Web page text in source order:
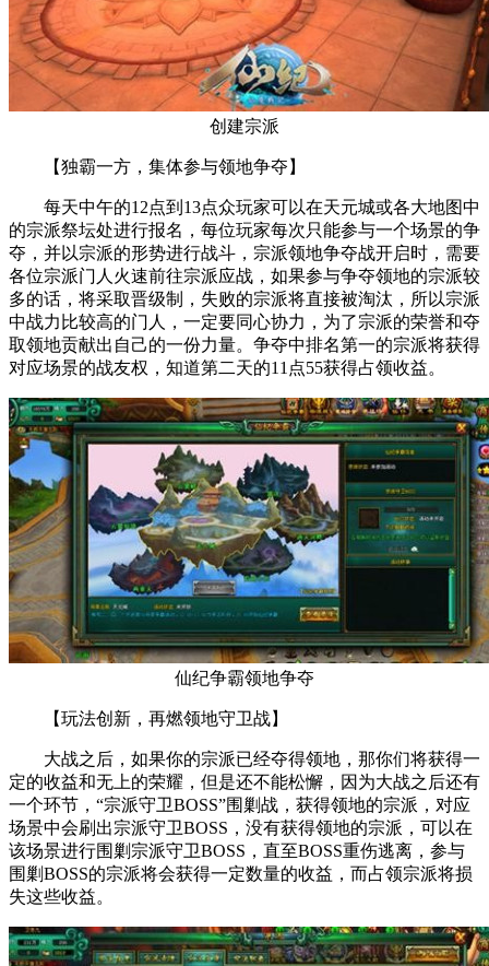
创建宗派
【独霸一方，集体参与领地争夺】
每天中午的12点到13点众玩家可以在天元城或各大地图中
的宗派祭坛处进行报名，每位玩家每次只能参与一个场景的争
夺，并以宗派的形势进行战斗，宗派领地争夺战开启时，需要
各位宗派门人火速前往宗派应战，如果参与争夺领地的宗派较
多的话，将采取晋级制，失败的宗派将直接被淘汰，所以宗派
中战力比较高的门人，一定要同心协力，为了宗派的荣誉和夺
取领地贡献出自己的一份力量。争夺中排名第一的宗派将获得
对应场景的战友权，知道第二天的11点55获得占领收益。
仙纪争霸领地争夺
【玩法创新，再燃领地守卫战】
大战之后，如果你的宗派已经夺得领地，那你们将获得一
定的收益和无上的荣耀，但是还不能松懈，因为大战之后还有
一个环节，“宗派守卫BOSS”围剿战，获得领地的宗派，对应
场景中会刷出宗派守卫BOSS，没有获得领地的宗派，可以在
该场景进行围剿宗派守卫BOSS，直至BOSS重伤逃离，参与
围剿BOSS的宗派将会获得一定数量的收益，而占领宗派将损
失这些收益。